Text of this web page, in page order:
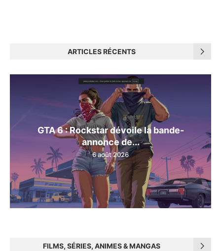
ARTICLES RÉCENTS
GTA 6 : Rockstar dévoile la bande-
annonce de...
6 août 2026
FILMS, SÉRIES, ANIMES & MANGAS